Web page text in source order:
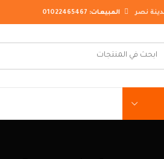
المبيعات: 01022465467